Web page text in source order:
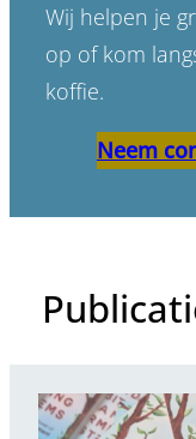
Wij helpen je
op of kom
koffie.
Neem